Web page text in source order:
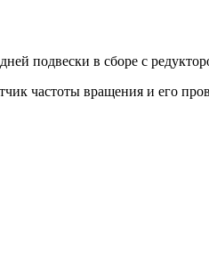
подвески в сборе с
частоты вра­щения и его